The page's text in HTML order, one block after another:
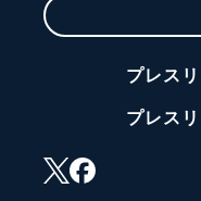
プレス
プレス